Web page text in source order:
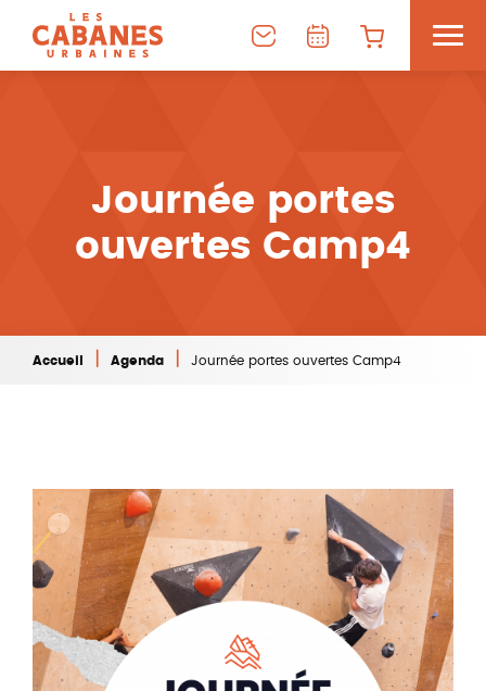
Journée portes
ouvertes Camp4
Accueil Agenda Journée portes ouvertes Camp4